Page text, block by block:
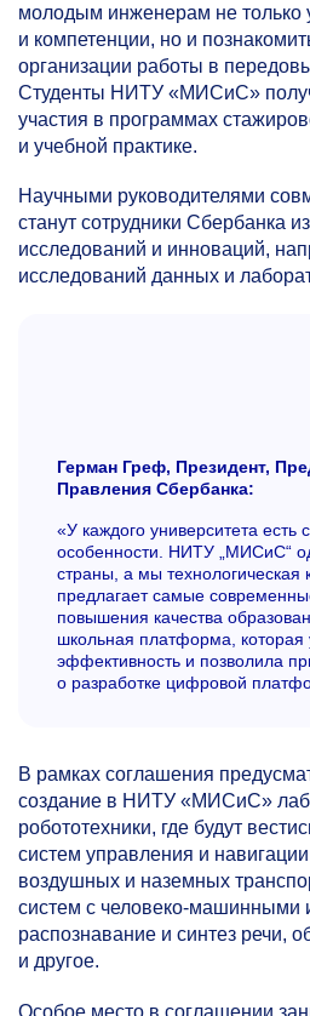
молодым инженерам не только
и компетенции, но и
организации работы в
Студенты НИТУ «МИСиС»
участия в программах
и учебной практике.
Научными руководителями
станут сотрудники Сбербанка
исследований и инноваций,
исследований данных и
Герман Греф, Президент,
Правления Сбербанка:
«У каждого университета есть
особенности. НИТУ „МИСиС“
страны, а мы технологическая
предлагает самые
повышения качества
школьная платформа, которая
эффективность и позволила
о разработке цифровой
В рамках соглашения
создание в НИТУ «МИСиС»
робототехники, где будут
систем управления и
воздушных и наземных
систем с человеко-машинными
распознавание и синтез речи,
и другое.
Особое место в соглашении